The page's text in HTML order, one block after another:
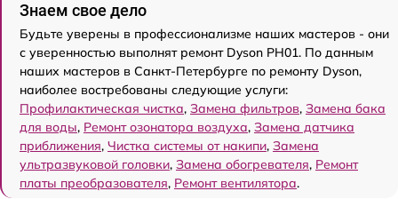
Знаем свое дело
Будьте уверены в профессионализме наших мастеров - они
с уверенностью выполнят ремонт Dyson PH01. По данным
наших мастеров в Санкт-Петербурге по ремонту Dyson,
наиболее востребованы следующие услуги:
Профилактическая чистка, Замена фильтров, Замена бака
для воды, Ремонт озонатора воздуха, Замена датчика
приближения, Чистка системы от накипи, Замена
ультразвуковой головки, Замена обогревателя, Ремонт
платы преобразователя, Ремонт вентилятора.